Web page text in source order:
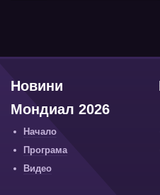
Новини
Мондиал 2026
Начало
Програма
Видео